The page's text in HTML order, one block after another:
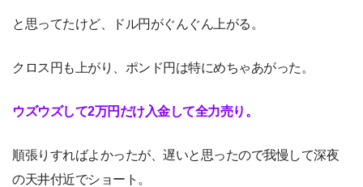
と思ってたけど、ドル円がぐんぐん上がる。
クロス円も上がり、ポンド円は特にめちゃあがった。
ウズウズして2万円だけ入金して全力売り。
順張りすればよかったが、遅いと思ったので我慢して深夜
の天井付近でショート。